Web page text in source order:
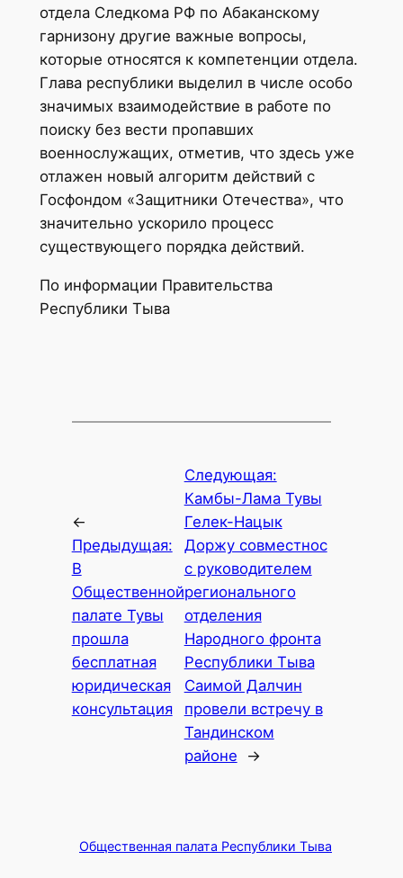
отдела Следкома РФ по Абаканскому
гарнизону другие важные вопросы,
которые относятся к компетенции отдела.
Глава республики выделил в числе особо
значимых взаимодействие в работе по
поиску без вести пропавших
военнослужащих, отметив, что здесь уже
отлажен новый алгоритм действий с
Госфондом «Защитники Отечества», что
значительно ускорило процесс
существующего порядка действий.
По информации Правительства
Республики Тыва
←
Предыдущая:
В
Общественной
палате Тувы
прошла
бесплатная
юридическая
консультация
Следующая:
Камбы-Лама Тувы
Гелек-Нацык
Доржу совместнос
с руководителем
регионального
отделения
Народного фронта
Республики Тыва
Саимой Далчин
провели встречу в
Тандинском
районе
→
Общественная палата Республики Тыва